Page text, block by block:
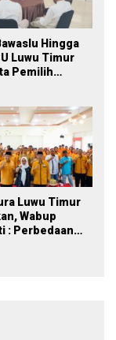
Hingga
Luwu Timur
Pemilih
Luwu Timur
Wabup
: Perbedaan